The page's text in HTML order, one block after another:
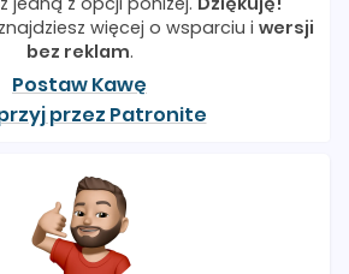
znajdziesz więcej o wsparciu i wersji
bez reklam.
Postaw Kawę
przez Patronite